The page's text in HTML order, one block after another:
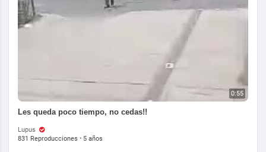
0:55
Les queda poco tiempo, no cedas!!
Lupus
831 Reproducciones · 5 años